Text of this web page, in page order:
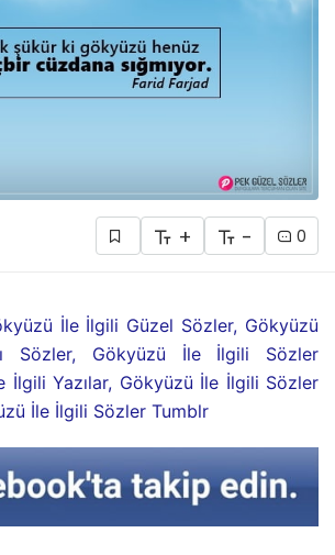
+ - 0
İle İlgili Güzel Sözler, Gökyüzü
Sözler, Gökyüzü İle İlgili Sözler
İlgili Yazılar, Gökyüzü İle İlgili Sözler
İle İlgili Sözler Tumblr